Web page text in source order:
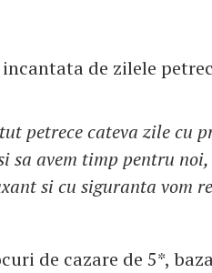
de zilele
petrece cateva zile cu
sa avem timp pentru
si cu siguranta vom
de cazare de 5*,